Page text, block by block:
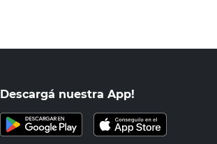
Descargá nuestra App!